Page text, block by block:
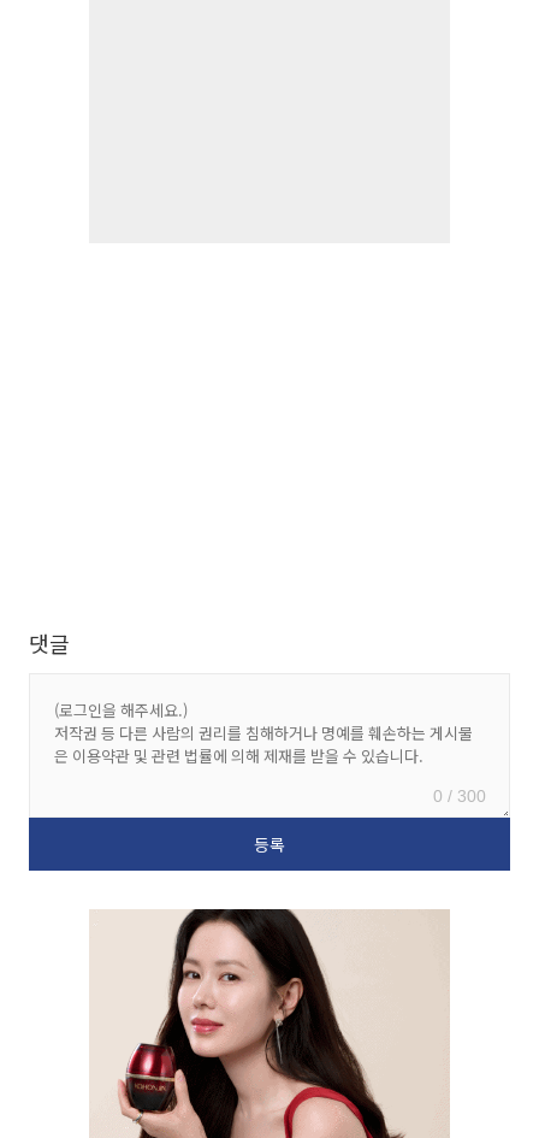
댓글
0 / 300